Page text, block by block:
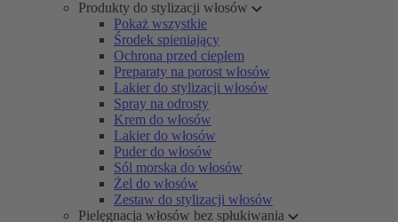
Produkty do stylizacji włosów
Pokaż wszystkie
Środek spieniający
Ochrona przed ciepłem
Preparaty na porost włosów
Lakier do stylizacji włosów
Spray na odrosty
Krem do włosów
Lakier do włosów
Puder do włosów
Sól morska do włosów
Żel do włosów
Zestaw do stylizacji włosów
Pielęgnacja włosów bez spłukiwania